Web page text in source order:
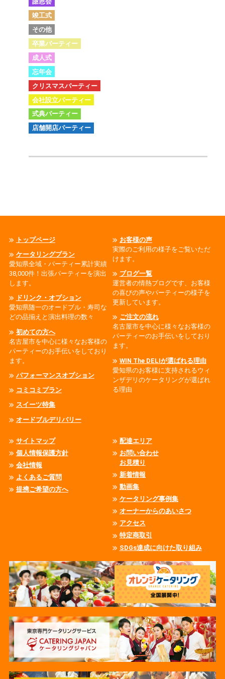
竣工式
その他
卒業パーティー
成人式
忘年会
クリスマスパーティー
会社設立パーティー
式典パーティー
店舗開店パーティー
トップページ
ケータリングプラン
愛知県全域・パーティー累計実績
38,000件！出張パーティーを演出
します。
ドリンク・オプション
愛知県随一のオードブル・寿司な
どの品揃えと演出料理の数々
初めての方へ
名古屋市を中心に様々なお客様の
パーティーのお手伝いをしており
ます。
パフォーマンスオプション
コミコミプラン
スイーツ特集
オードブルデリバリー
お客様の声
実際のご利用の様子をご覧いただ
けます。
ブログ一覧
運営者の情熱ブログです、お客様
の喜びの声やパーティーの様子を
更新しています。
ご注文の流れ
名古屋市を中心に様々なお客様の
パーティーのお手伝いをしており
ます。
WIN The DELIが選ばれる理由
愛知県のお客様に支持されるウィ
ンザデリのケータリングが選ばれ
る理由
サイトマップ
個人情報保護方針
会社情報
よくあるご質問
提携ご希望の方へ
配達エリア
お問い合わせ
お見積り
新着情報
動画集
ケータリング事例集
オーナーからのあいさつ
アクセス
特定商取引
SDGs達成に向けた取り組み